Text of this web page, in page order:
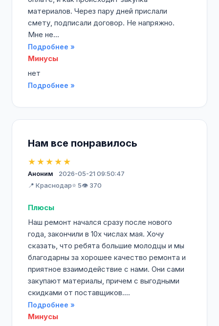
материалов. Через пару дней прислали
смету, подписали договор. Не напряжно.
Мне не...
Подробнее »
Минусы
нет
Подробнее »
Нам все понравилось
★★★★★
Аноним
2026-05-21 09:50:47
📍 Краснодар⭐ 5👁️ 370
Плюсы
Наш ремонт начался сразу после нового
года, закончили в 10х числах мая. Хочу
сказать, что ребята большие молодцы и мы
благодарны за хорошее качество ремонта и
приятное взаимодействие с нами. Они сами
закупают материалы, причем с выгодными
скидками от поставщиков....
Подробнее »
Минусы